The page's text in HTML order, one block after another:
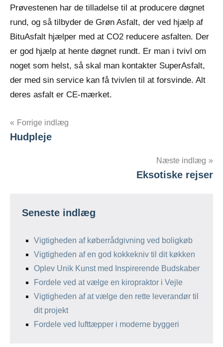
Prøvestenen har de tilladelse til at producere døgnet
rund, og så tilbyder de Grøn Asfalt, der ved hjælp af
BituAsfalt hjælper med at CO2 reducere asfalten. Der
er god hjælp at hente døgnet rundt. Er man i tvivl om
noget som helst, så skal man kontakter SuperAsfalt,
der med sin service kan få tvivlen til at forsvinde. Alt
deres asfalt er CE-mærket.
Indlægsnavigation
Forrige indlæg
Hudpleje
Næste indlæg
Eksotiske rejser
Seneste indlæg
Vigtigheden af køberrådgivning ved boligkøb
Vigtigheden af en god kokkekniv til dit køkken
Oplev Unik Kunst med Inspirerende Budskaber
Fordele ved at vælge en kiropraktor i Vejle
Vigtigheden af at vælge den rette leverandør til
dit projekt
Fordele ved lufttæpper i moderne byggeri